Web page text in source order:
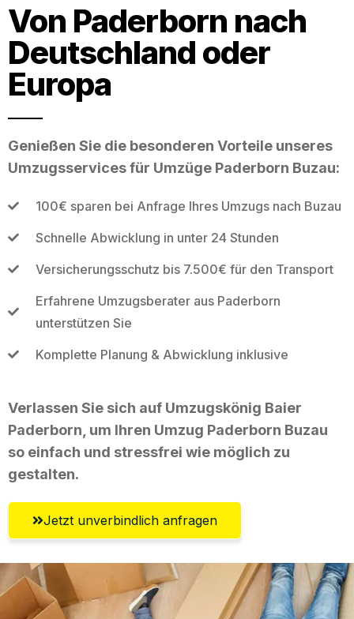
Von Paderborn nach
Deutschland oder
Europa
Genießen Sie die besonderen Vorteile unseres
Umzugsservices für Umzüge Paderborn Buzau:
100€ sparen bei Anfrage Ihres Umzugs nach Buzau
Schnelle Abwicklung in unter 24 Stunden
Versicherungsschutz bis 7.500€ für den Transport
Erfahrene Umzugsberater aus Paderborn
unterstützen Sie
Komplette Planung & Abwicklung inklusive
Verlassen Sie sich auf Umzugskönig Baier
Paderborn, um Ihren Umzug Paderborn Buzau
so einfach und stressfrei wie möglich zu
gestalten.
Jetzt unverbindlich anfragen